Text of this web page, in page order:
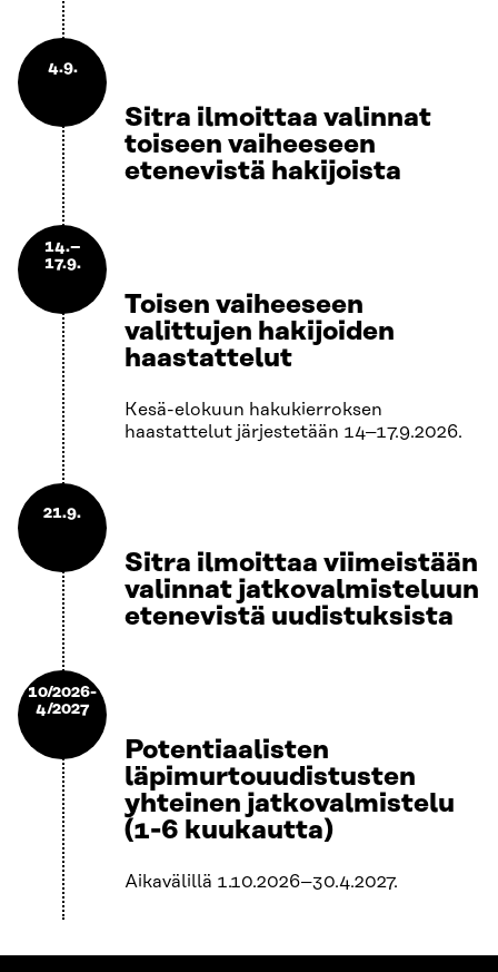
4.9.
Sitra ilmoittaa valinnat
toiseen vaiheeseen
etenevistä hakijoista
14.–
17.9.
Toisen vaiheeseen
valittujen hakijoiden
haastattelut
Kesä-elokuun hakukierroksen
haastattelut järjestetään 14–17.9.2026.
21.9.
Sitra ilmoittaa viimeistään
valinnat jatkovalmisteluun
etenevistä uudistuksista
10/2026-
4/2027
Potentiaalisten
läpimurtouudistusten
yhteinen jatkovalmistelu
(1-6 kuukautta)
Aikavälillä 1.10.2026–30.4.2027.